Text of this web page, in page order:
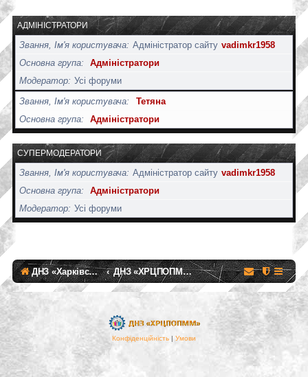
АДМІНІСТРАТОРИ
Звання, Ім'я користувача Адміністратор сайту vadimkr1958
Основна група
Адміністратори
Модератор Усі форуми
Звання, Ім'я користувача
Тетяна
Основна група
Адміністратори
СУПЕРМОДЕРАТОРИ
Звання, Ім'я користувача Адміністратор сайту vadimkr1958
Основна група
Адміністратори
Модератор Усі форуми
ДНЗ «Харківський регіональний центр професійної освіти поліграфічних медіатехнологій та машинобудування» ДНЗ «ХРЦПОПМТМ»
Конфіденційність | Умови